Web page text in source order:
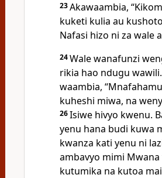
23Akawaambia,
kuketi kulia au
Nafasi hizo ni za wale
24Wale wanafunzi
rikia hao ndugu wawili.
waambia,
kuheshi miwa, na
26Isiwe hivyo kwenu.
yenu hana budi kuwa
kwanza kati yenu ni
ambavyo mimi
kutumika na kutoa